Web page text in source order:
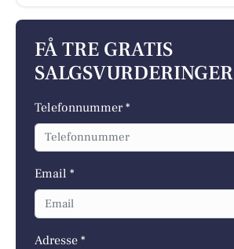
FÅ TRE GRATIS
SALGSVURDERINGER
Telefonnummer *
Email *
Adresse *